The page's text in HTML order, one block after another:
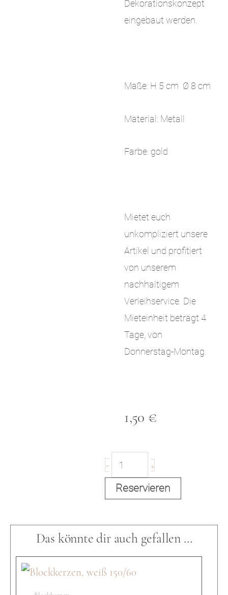
Dekorationskonzept
eingebaut werden.
Maße: H 5 cm Ø 8 cm
Material: Metall
Farbe: gold
Mietet euch
unkompliziert unsere
Artikel und profitiert
von unserem
nachhaltigem
Verleihservice. Die
Mieteinheit beträgt 4
Tage, von
Donnerstag-Montag.
1,50 €
- K
r
z
+
Reservieren
Das könnte dir auch gefallen …